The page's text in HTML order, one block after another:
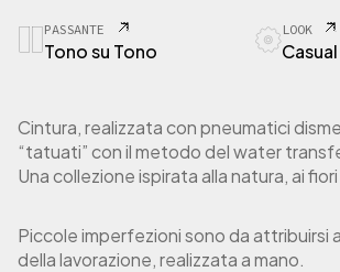
PASSANTE
Tono su Tono
LOOK
Casual
Cintura, realizzata con pneumatici
“tatuati” con il metodo del water
Una collezione ispirata alla natura, ai
Piccole imperfezioni sono da attribuirsi
della lavorazione, realizzata a mano.